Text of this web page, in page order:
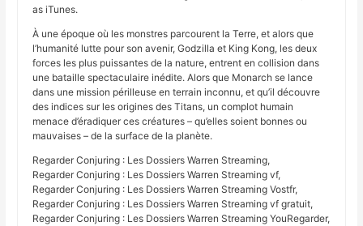
as iTunes.
À une époque où les monstres parcourent la Terre, et alors que
l’humanité lutte pour son avenir, Godzilla et King Kong, les deux
forces les plus puissantes de la nature, entrent en collision dans
une bataille spectaculaire inédite. Alors que Monarch se lance
dans une mission périlleuse en terrain inconnu, et qu’il découvre
des indices sur les origines des Titans, un complot humain
menace d’éradiquer ces créatures – qu’elles soient bonnes ou
mauvaises – de la surface de la planète.
Regarder Conjuring : Les Dossiers Warren Streaming,
Regarder Conjuring : Les Dossiers Warren Streaming vf,
Regarder Conjuring : Les Dossiers Warren Streaming Vostfr,
Regarder Conjuring : Les Dossiers Warren Streaming vf gratuit,
Regarder Conjuring : Les Dossiers Warren Streaming YouRegarder,